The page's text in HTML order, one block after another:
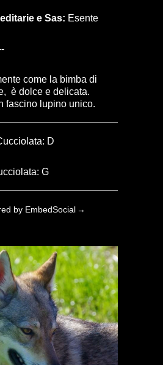
e Sas: Esente
come la bimba di
è dolce e delicata.
fascino lupino unico.
D
G
by EmbedSocial →